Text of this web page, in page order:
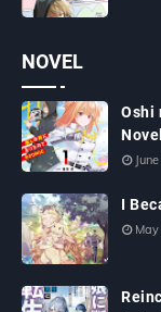
NOVEL
Oshi
Novel
I